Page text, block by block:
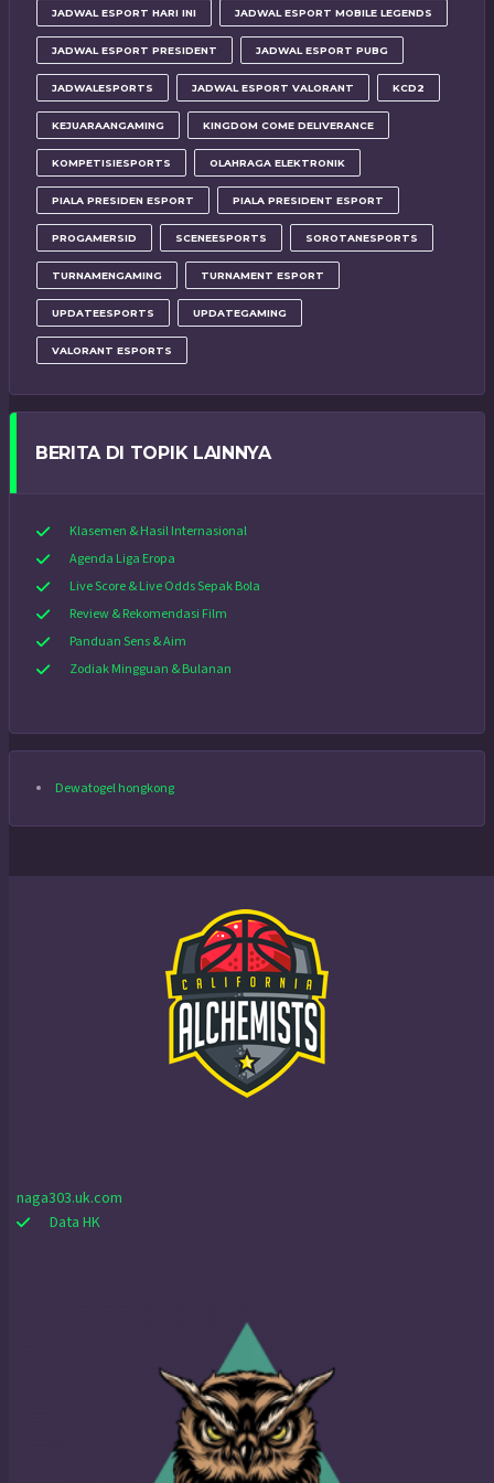
JADWAL ESPORT HARI INI JADWAL ESPORT MOBILE LEGENDS
JADWAL ESPORT PRESIDENT JADWAL ESPORT PUBG
JADWALESPORTS JADWAL ESPORT VALORANT KCD2
KEJUARAANGAMING KINGDOM COME DELIVERANCE
KOMPETISIESPORTS OLAHRAGA ELEKTRONIK
PIALA PRESIDEN ESPORT PIALA PRESIDENT ESPORT
PROGAMERSID SCENEESPORTS SOROTANESPORTS
TURNAMENGAMING TURNAMENT ESPORT
UPDATEESPORTS UPDATEGAMING
VALORANT ESPORTS
BERITA DI TOPIK LAINNYA
Klasemen & Hasil Internasional
Agenda Liga Eropa
Live Score & Live Odds Sepak Bola
Review & Rekomendasi Film
Panduan Sens & Aim
Zodiak Mingguan & Bulanan
Dewatogel hongkong
naga303.uk.com
Data HK